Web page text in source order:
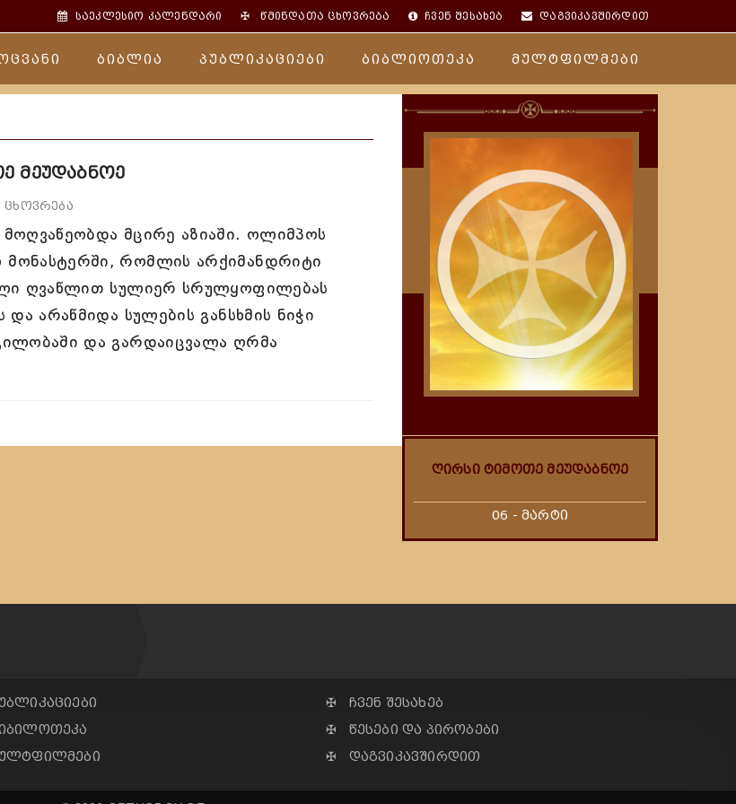
საეკლესიო კალენდარი ✠წმინდათა ცხოვრება ჩვენ შესახებ დაგვიკავშირდით
ბიბლია პუბლიკაციები ბიბლიოთეკა მულტფილმები
მეუდაბნოე
ცხოვრება
მცირე აზიაში. ოლიმპოს
რომლის არქიმანდრიტი
ღვაწლით სულიერ სრულყოფილებას
არაწმიდა სულების განსხმის ნიჭი
და გარდაიცვალა ღრმა
ღირსი ტიმოთე მეუდაბნოე
06 - მარტი
✠ ჩვენ შესახებ
✠ წესები და პირობები
✠ დაგვიკავშირდით